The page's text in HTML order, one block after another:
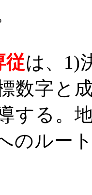
従は、 1)
数字と
する。
のルー